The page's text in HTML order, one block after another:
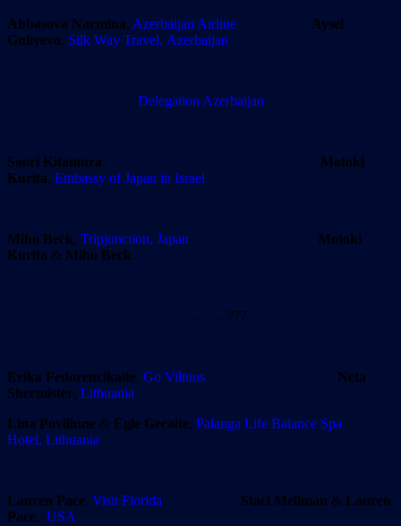
Abbasova Narmina, Azerbaijan Airline
Aysel
Guliyeva, Silk Way Travel, Azerbaijan
Delegation Azerbaijan
Saori Kitamura
Motoki
Kurita, Embassy of Japan in Israel
Miho Beck, Tripjunction, Japan
Motoki
Kurita & Miho Beck
… … … … ???
Erika Fedorencikaite, Go Vilnius
Neta
Shermister, Lithuania
Lina Poviliune & Egle Gecaite, Palanga Life Balance Spa
Hotel, Lithuania
Lauren Pace, Visit Florida Staci Mellman & Lauren
Pace, USA